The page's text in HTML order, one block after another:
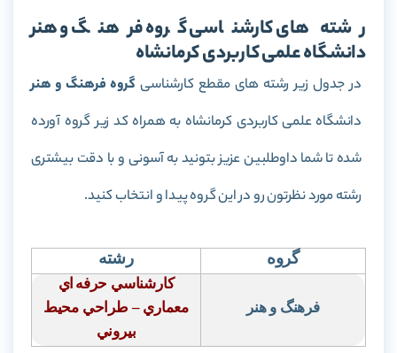
رشته های کارشناسی گروه فرهنگ و هنر
دانشگاه علمی کاربردی کرمانشاه
در جدول زیر رشته های مقطع کارشناسی گروه فرهنگ و هنر
دانشگاه علمی کاربردی کرمانشاه به همراه کد زیر گروه آورده
شده تا شما داوطلبین عزیز بتونید به آسونی و با دقت بیشتری
رشته مورد نظرتون رو در این گروه پیدا و انتخاب کنید.
گروه رشته
فرهنگ و هنر
كارشناسي حرفه اي
معماري – طراحي محيط
بيروني